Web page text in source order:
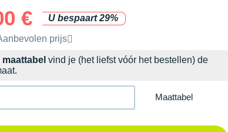
€
U bespaart 29%
merk aanbevolen verkoopprijs
prijs
maattabel vind je (het liefst vóór het bestellen) de
Maattabel